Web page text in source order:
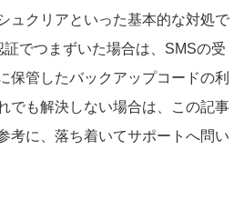
ュクリアといった基本的な対処で
でつまずいた場合は、SMSの受
保管したバックアップコードの利
でも解決しない場合は、この記事
考に、落ち着いてサポートへ問い